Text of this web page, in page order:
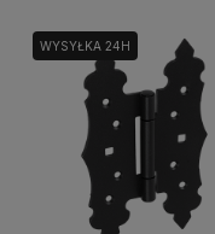
WYSYŁKA 24H